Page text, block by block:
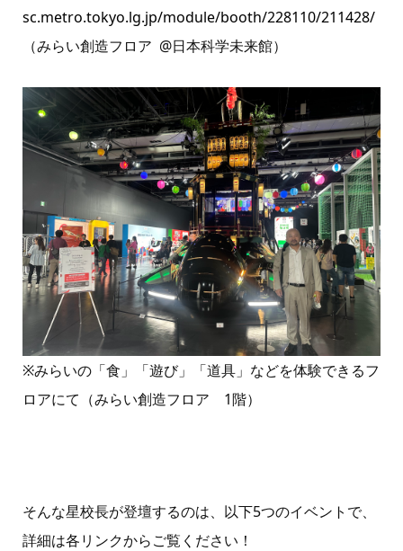
sc.metro.tokyo.lg.jp/module/booth/228110/211428/
（みらい創造フロア @日本科学未来館）
※みらいの「食」「遊び」「道具」などを体験できるフ
ロアにて（みらい創造フロア 1階）
そんな星校長が登壇するのは、以下5つのイベントで、
詳細は各リンクからご覧ください！